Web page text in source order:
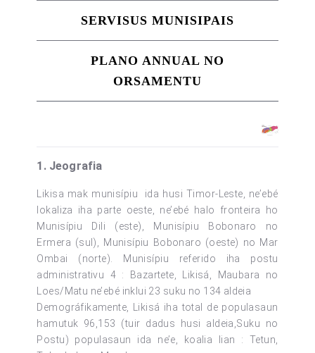
SERVISUS MUNISIPAIS
PLANO ANNUAL NO
ORSAMENTU
1. Jeografia
Likisa mak munisípiu ida husi Timor-Leste, ne’ebé
lokaliza iha parte oeste, ne’ebé halo fronteira ho
Munisípiu Dili (este), Munisípiu Bobonaro no
Ermera (sul), Munisípiu Bobonaro (oeste) no Mar
Ombai (norte). Munisípiu referido iha postu
administrativu 4 : Bazartete, Likisá, Maubara no
Loes/Matu ne’ebé inklui 23 suku no 134 aldeia
Demográfikamente, Likisá iha total de populasaun
hamutuk 96,153 (tuir dadus husi aldeia,Suku no
Postu) populasaun ida ne’e, koalia lian : Tetun,